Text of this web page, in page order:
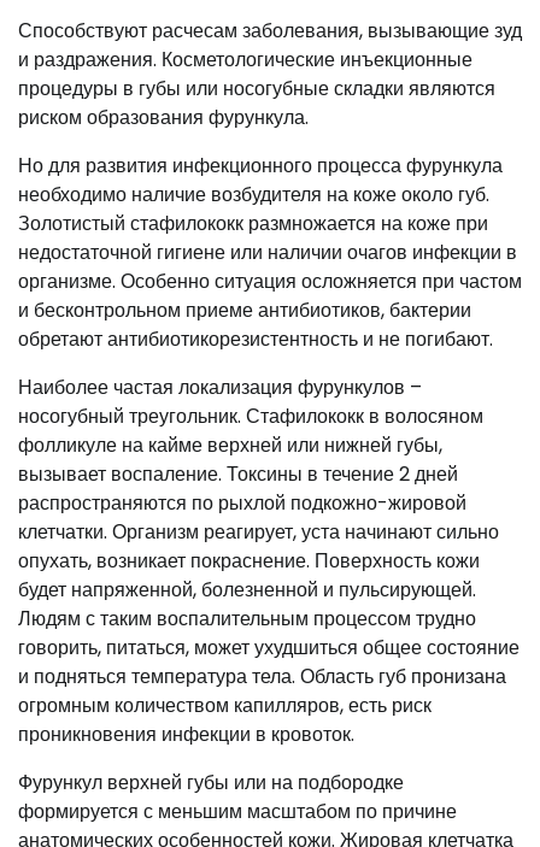
Способствуют расчесам заболевания, вызывающие зуд
и раздражения. Косметологические инъекционные
процедуры в губы или носогубные складки являются
риском образования фурункула.
Но для развития инфекционного процесса фурункула
необходимо наличие возбудителя на коже около губ.
Золотистый стафилококк размножается на коже при
недостаточной гигиене или наличии очагов инфекции в
организме. Особенно ситуация осложняется при частом
и бесконтрольном приеме антибиотиков, бактерии
обретают антибиотикорезистентность и не погибают.
Наиболее частая локализация фурункулов –
носогубный треугольник. Стафилококк в волосяном
фолликуле на кайме верхней или нижней губы,
вызывает воспаление. Токсины в течение 2 дней
распространяются по рыхлой подкожно-жировой
клетчатки. Организм реагирует, уста начинают сильно
опухать, возникает покраснение. Поверхность кожи
будет напряженной, болезненной и пульсирующей.
Людям с таким воспалительным процессом трудно
говорить, питаться, может ухудшиться общее состояние
и подняться температура тела. Область губ пронизана
огромным количеством капилляров, есть риск
проникновения инфекции в кровоток.
Фурункул верхней губы или на подбородке
формируется с меньшим масштабом по причине
анатомических особенностей кожи. Жировая клетчатка